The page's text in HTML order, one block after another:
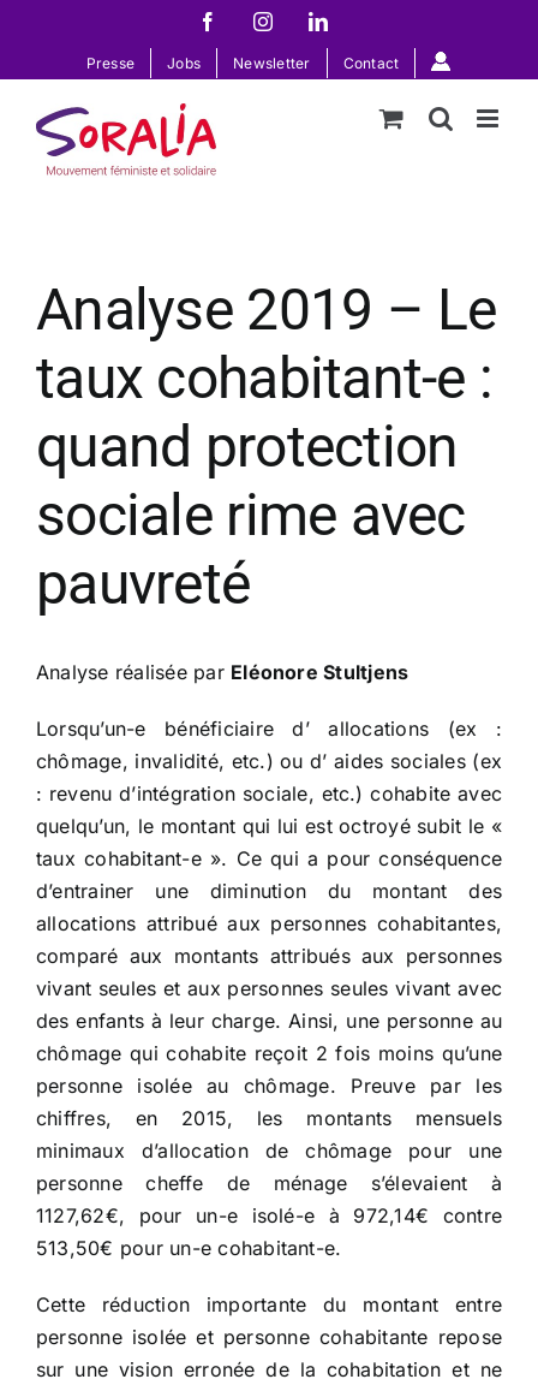
contenu
FacebookInstagramLinkedIn
Presse Jobs Newsletter Contact
Analyse 2019 – Le
taux cohabitant-e :
quand protection
sociale rime avec
pauvreté
Analyse réalisée par Eléonore Stultjens
Lorsqu’un-e bénéficiaire d’ allocations (ex :
chômage, invalidité, etc.) ou d’ aides sociales (ex
: revenu d’intégration sociale, etc.) cohabite avec
quelqu’un, le montant qui lui est octroyé subit le «
taux cohabitant-e ». Ce qui a pour conséquence
d’entrainer une diminution du montant des
allocations attribué aux personnes cohabitantes,
comparé aux montants attribués aux personnes
vivant seules et aux personnes seules vivant avec
des enfants à leur charge. Ainsi, une personne au
chômage qui cohabite reçoit 2 fois moins qu’une
personne isolée au chômage. Preuve par les
chiffres, en 2015, les montants mensuels
minimaux d’allocation de chômage pour une
personne cheffe de ménage s’élevaient à
1127,62€, pour un-e isolé-e à 972,14€ contre
513,50€ pour un-e cohabitant-e.
Cette réduction importante du montant entre
personne isolée et personne cohabitante repose
sur une vision erronée de la cohabitation et ne